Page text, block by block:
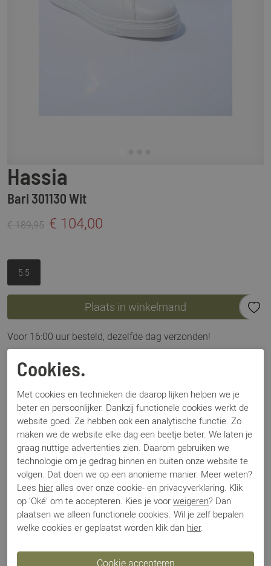
Hassia
Bari 301130 Wit
€ 189,95 € 104,00
5.5
Plaats in winkelmand
Voor 16:00 uur besteld, dezelfde dag verzonden!
Omschrijving
Specificaties
Merk
Hassia
Artikelnummer
Bari 301130
Breedtemaat
H
Los voetbed
Ja
Categorie
Sneakers
Kleur
Wit
Bestelcode
000002308
Cookies.
Met cookies en technieken die daarop lijken helpen we je
beter en persoonlijker. Dankzij functionele cookies werkt de
website goed. Ze hebben ook een analytische functie. Zo
maken we de website elke dag een beetje beter. We laten je
graag nuttige advertenties zien. Daarom gebruiken we
technologie om je gedrag binnen en buiten onze website te
volgen. Dat doen we op een anonieme manier. Meer weten?
Lees hier alles over onze cookie- en privacyverklaring. Klik
op 'Oké' om te accepteren. Kies je voor weigeren? Dan
plaatsen we alleen functionele cookies. Wil je zelf bepalen
welke cookies er geplaatst worden klik dan hier.